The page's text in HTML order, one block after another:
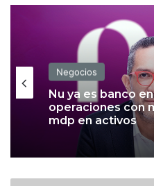
Negocios
Nu ya es banco
operaciones con
mdp en activos